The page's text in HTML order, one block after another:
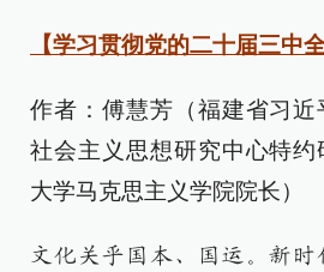
【学习贯彻党的二十届三中
作者：傅慧芳（福建省习
社会主义思想研究中心特
大学马克思主义学院院长）
文化关乎国本、国运。新时